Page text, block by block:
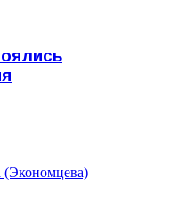
(Экономцева)